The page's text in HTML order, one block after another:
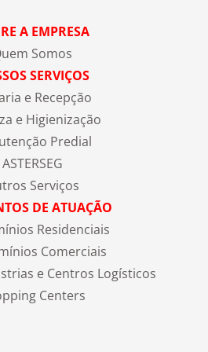
A EMPRESA
Somos
SERVIÇOS
e Recepção
e Higienização
Predial
ASTERSEG
Serviços
DE ATUAÇÃO
Residenciais
Comerciais
e Centros Logísticos
Centers